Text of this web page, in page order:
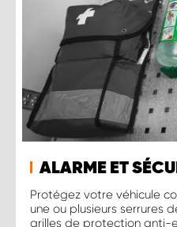
ALARME ET
Protégez votre véhicule
une ou plusieurs serrures
grilles de protection anti-